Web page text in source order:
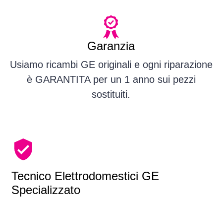
Garanzia
Usiamo ricambi GE originali e ogni riparazione
è GARANTITA per un 1 anno sui pezzi
sostituiti.
Tecnico Elettrodomestici GE
Specializzato